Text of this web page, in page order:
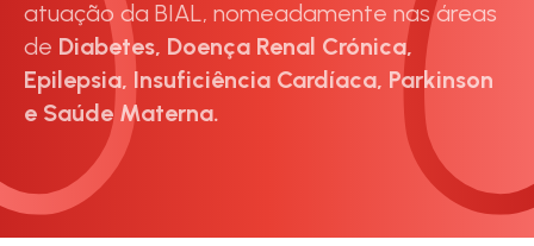
atuação da BIAL, nomeadamente nas áreas
de Diabetes, Doença Renal Crónica,
Epilepsia, Insuficiência Cardíaca, Parkinson
e Saúde Materna.